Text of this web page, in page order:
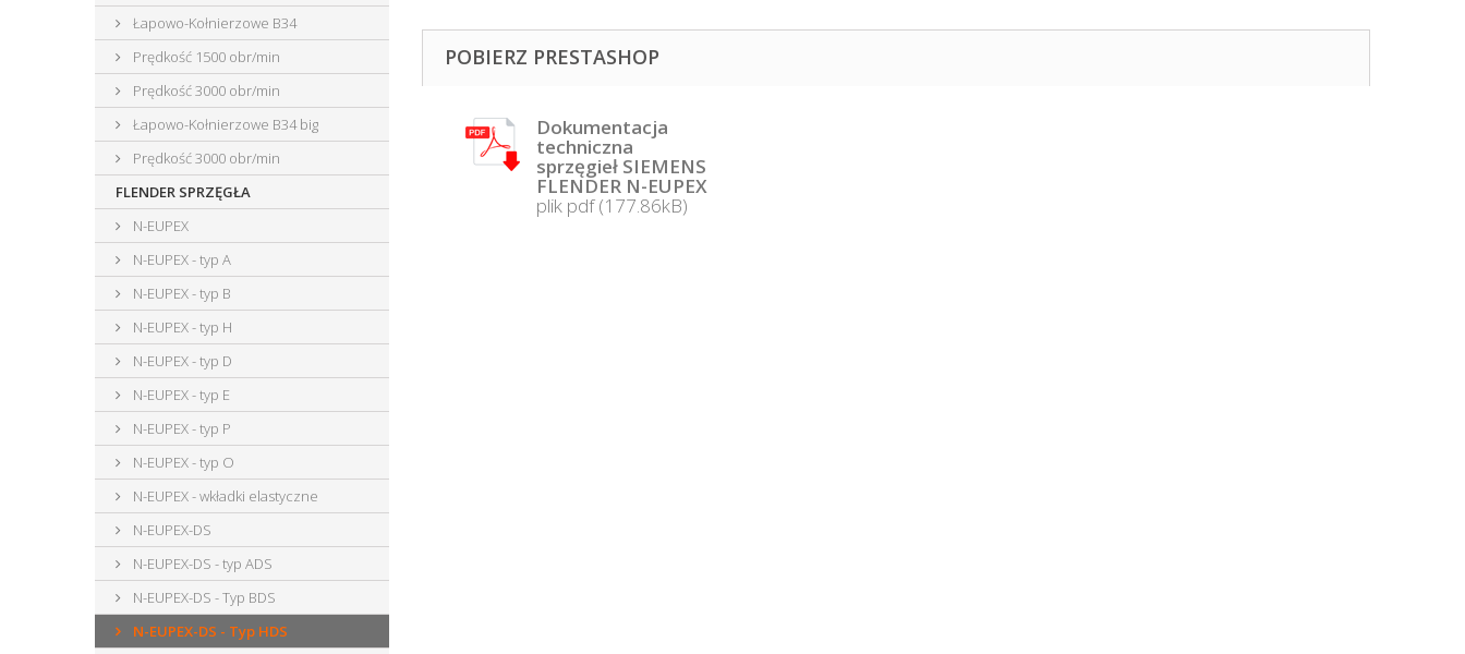
Łapowo-Kołnierzowe B34
Prędkość 1500 obr/min
Prędkość 3000 obr/min
Łapowo-Kołnierzowe B34 big
Prędkość 3000 obr/min
FLENDER SPRZĘGŁA
N-EUPEX
N-EUPEX - typ A
N-EUPEX - typ B
N-EUPEX - typ H
N-EUPEX - typ D
N-EUPEX - typ E
N-EUPEX - typ P
N-EUPEX - typ O
N-EUPEX - wkładki elastyczne
N-EUPEX-DS
N-EUPEX-DS - typ ADS
N-EUPEX-DS - Typ BDS
N-EUPEX-DS - Typ HDS
POBIERZ PRESTASHOP
Dokumentacja
techniczna
sprzęgieł SIEMENS
FLENDER N-EUPEX
plik pdf (177.86kB)